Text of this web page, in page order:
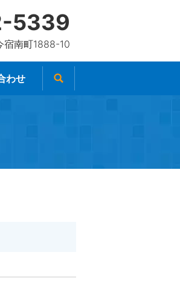
5339
宿南町1888-10
わせ